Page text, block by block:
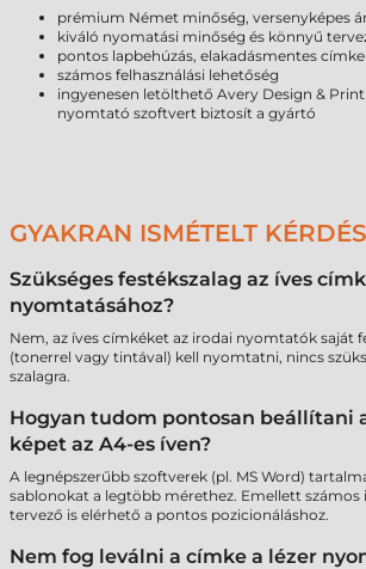
prémium Német minőség, versenyképes
kiváló nyomatási minőség és könnyű
pontos lapbehúzás, elakadásmentes
számos felhasználási lehetőség
ingyenesen letölthető Avery Design &
nyomtató szoftvert biztosít a gyártó
GYAKRAN ISMÉTELT
Szükséges festékszalag az íves
nyomtatásához?
Nem, az íves címkéket az irodai nyomtatók saját
(tonerrel vagy tintával) kell nyomtatni, nincs
szalagra.
Hogyan tudom pontosan beállítani
képet az A4-es íven?
A legnépszerűbb szoftverek (pl. MS Word)
sablonokat a legtöbb mérethez. Emellett számos
tervező is elérhető a pontos pozicionáláshoz.
Nem fog leválni a címke a lézer